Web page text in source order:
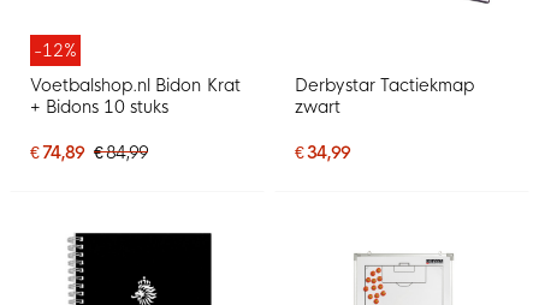
-12%
Voetbalshop.nl Bidon Krat
+ Bidons 10 stuks
€ 74,89 € 84,99
Derbystar Tactiekmap
zwart
€ 34,99